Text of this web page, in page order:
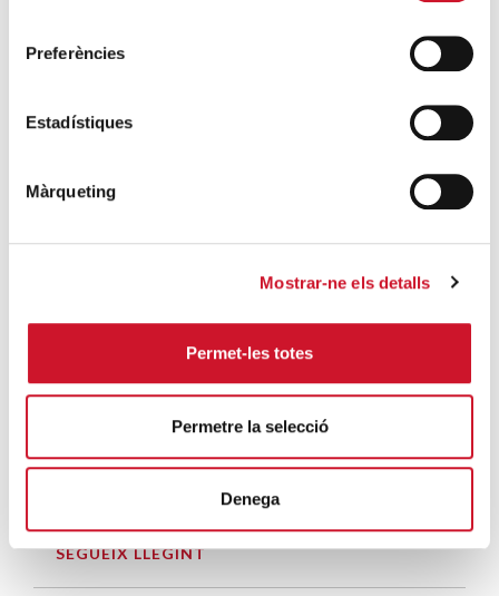
Preferències
Estadístiques
Màrqueting
Mostrar-ne els detalls
Permet-les totes
Permetre la selecció
Denega
ENTRADES MÉS POPULARS
Càritas adequa la seva acció social a les
noves mesures excepcionals generades
SEGUEIX LLEGINT
Descarrega’t el «Qui és qui?, en el portal de
SEGUEIX LLEGINT
4 maneres d’ajudar durant el confinament
del COVID-19
SEGUEIX LLEGINT